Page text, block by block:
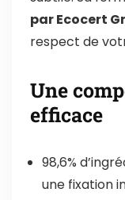
par Ecocert
respect de
Une
efficace
98,6%
une fixation